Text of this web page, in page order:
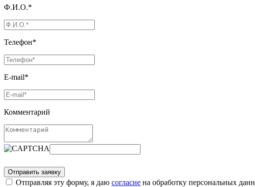
Ф.И.О.*
Телефон*
E-mail*
Комментарий
Отправляя эту форму, я даю согласие на обработку персональных